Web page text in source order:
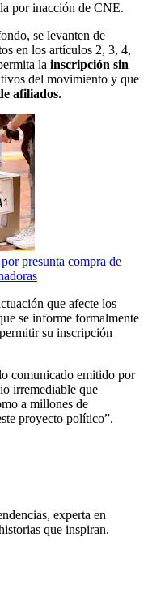
por inacción de CNE.
se levanten de
en los artículos 2, 3, 4,
la inscripción sin
del movimiento y que
afiliados.
presunta compra de
que afecte los
se informe formalmente
su inscripción
comunicado emitido por
irremediable que
a millones de
proyecto político”.
experta en
que inspiran.